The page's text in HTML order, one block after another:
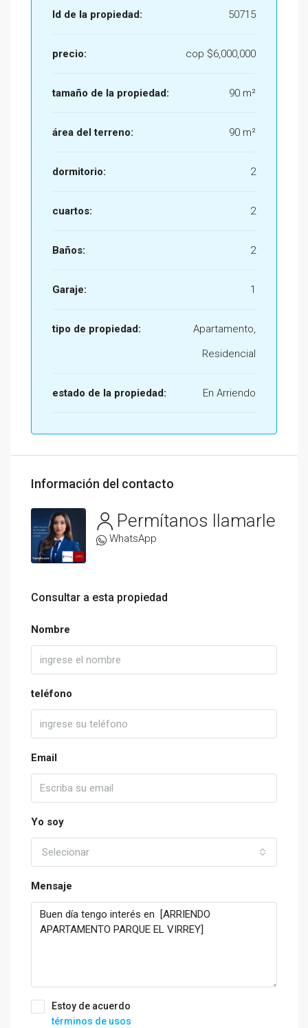
Id de la propiedad: 50715
precio: cop $6,000,000
tamaño de la propiedad: 90 m²
área del terreno: 90 m²
dormitorio: 2
cuartos: 2
Baños: 2
Garaje: 1
tipo de propiedad:
Apartamento,
Residencial
estado de la propiedad: En Arriendo
Información del contacto
Permítanos llamarle
WhatsApp
Consultar a esta propiedad
Nombre
teléfono
Email
Yo soy
Selecionar
Mensaje
Estoy de acuerdo
términos de usos